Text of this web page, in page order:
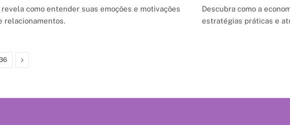
como entender suas emoções e motivações
relacionamentos.
Descubra como a
estratégias práticas e
Next